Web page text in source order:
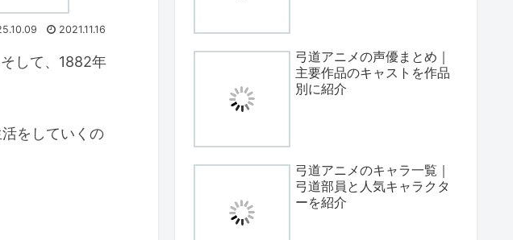
2021.11.16
して、1882年
をしていくの
弓道アニメの声優まとめ｜
主要作品のキャストを作品
別に紹介
弓道アニメのキャラ一覧｜
弓道部員と人気キャラクタ
ーを紹介